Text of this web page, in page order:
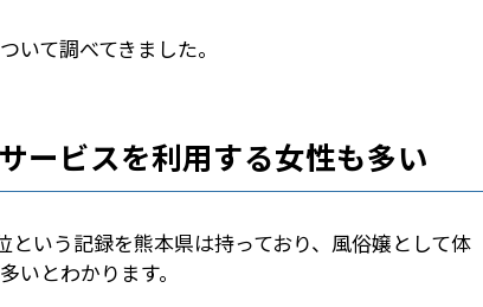
いて調べてきました。
ービスを利用する女性も多い
という記録を熊本県は持っており、風俗嬢として体
いとわかります。